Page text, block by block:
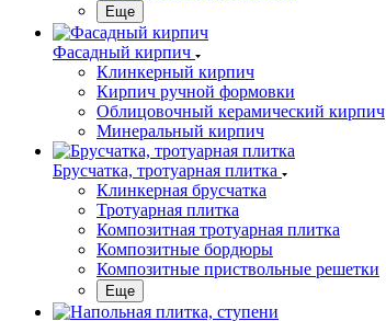
Еще
Фасадный кирпич
Клинкерный кирпич
Кирпич ручной формовки
Облицовочный керамический кирпич
Минеральный кирпич
Брусчатка, тротуарная плитка
Клинкерная брусчатка
Тротуарная плитка
Композитная тротуарная плитка
Композитные бордюры
Композитные приствольные решетки
Еще